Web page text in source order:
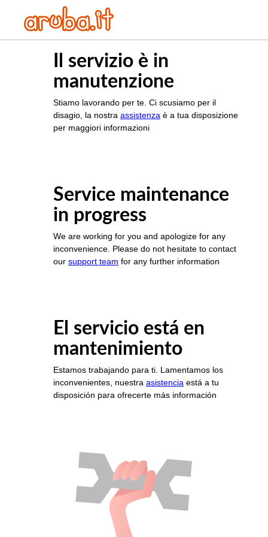
Il servizio è in
manutenzione
Stiamo lavorando per te. Ci scusiamo per il
disagio, la nostra assistenza è a tua disposizione
per maggiori informazioni
Service maintenance
in progress
We are working for you and apologize for any
inconvenience. Please do not hesitate to contact
our support team for any further information
El servicio está en
mantenimiento
Estamos trabajando para ti. Lamentamos los
inconvenientes, nuestra asistencia está a tu
disposición para ofrecerte más información